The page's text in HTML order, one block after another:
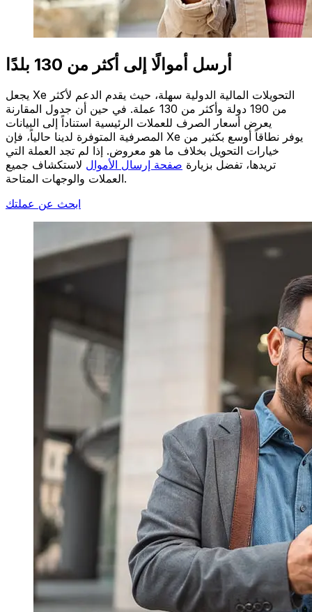
أرسل أموالًا إلى أكثر من 130 بلدًا
يجعل Xe التحويلات المالية الدولية سهلة، حيث يقدم الدعم لأكثر
من 190 دولة وأكثر من 130 عملة. في حين أن جدول المقارنة
يعرض أسعار الصرف للعملات الرئيسية استناداً إلى البيانات
المصرفية المتوفرة لدينا حالياً، فإن Xe يوفر نطاقاً أوسع بكثير من
خيارات التحويل بخلاف ما هو معروض. إذا لم تجد العملة التي
تريدها، تفضل بزيارة صفحة إرسال الأموال لاستكشاف جميع
العملات والوجهات المتاحة.
ابحث عن عملتك